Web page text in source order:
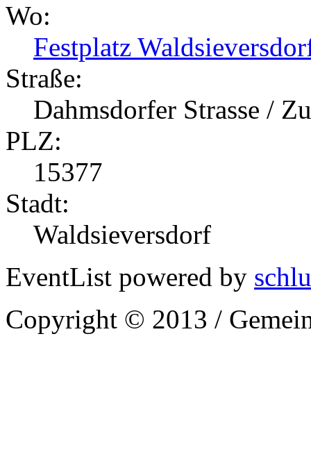
Wo:
Festplatz
Straße:
Dahmsdorfer Strasse /
PLZ:
15377
Stadt:
Waldsieversdorf
EventList powered by
Copyright © 2013 /